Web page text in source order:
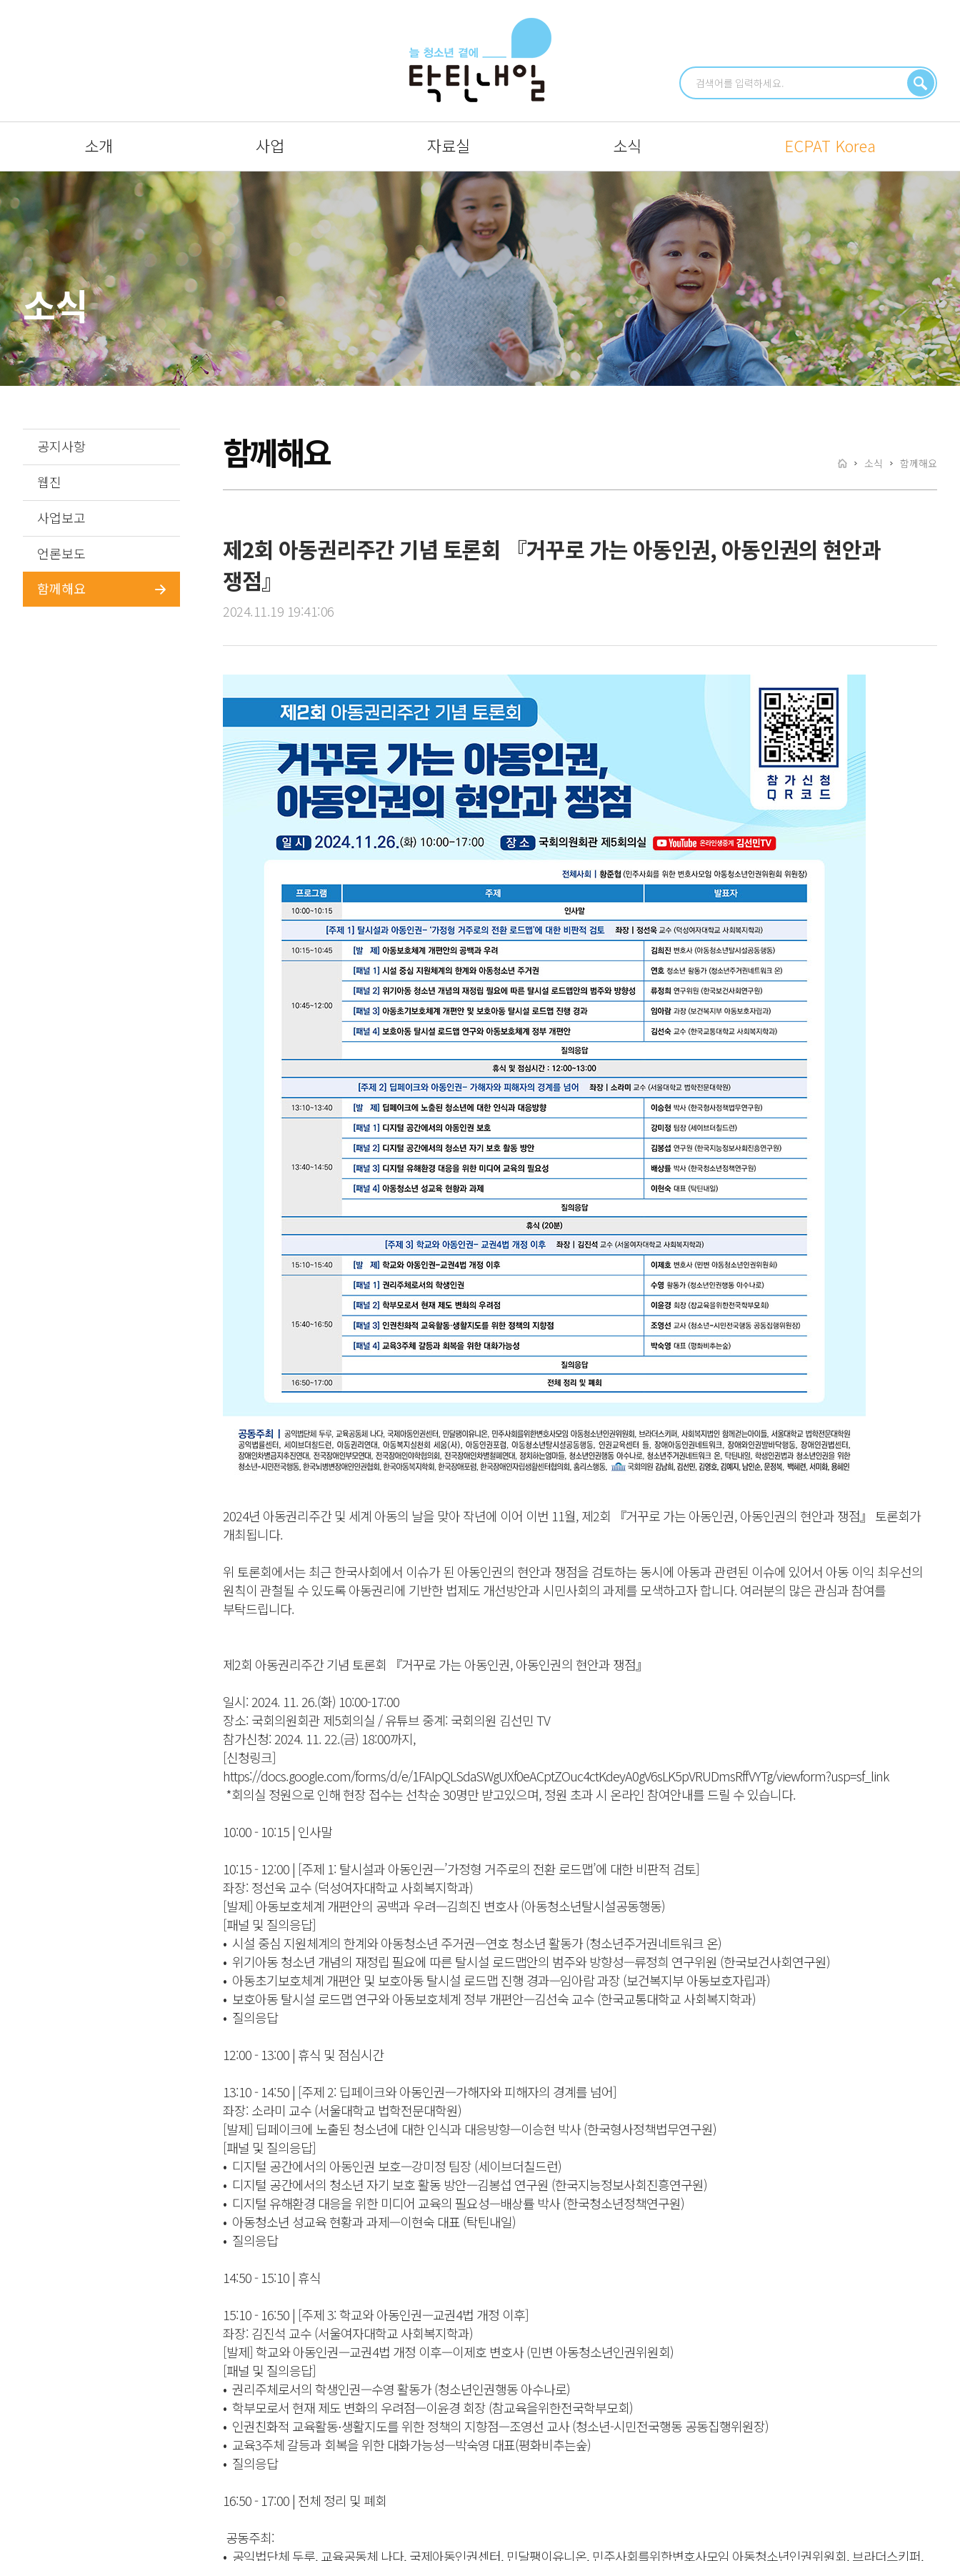
소개 사업 자료실 소식 ECPAT Korea
소식
공지사항
웹진
사업보고
언론보도
함께해요
함께해요 소식 함께해요
제2회 아동권리주간 기념 토론회 『거꾸로 가는 아동인권, 아동인권의 현안과
쟁점』
2024.11.19 19:41:06
2024년 아동권리주간 및 세계 아동의 날을 맞아 작년에 이어 이번 11월, 제2회 『거꾸로 가는 아동인권, 아동인권의 현안과 쟁점』 토론회가
개최됩니다.
위 토론회에서는 최근 한국사회에서 이슈가 된 아동인권의 현안과 쟁점을 검토하는 동시에 아동과 관련된 이슈에 있어서 아동 이익 최우선의
원칙이 관철될 수 있도록 아동권리에 기반한 법제도 개선방안과 시민사회의 과제를 모색하고자 합니다. 여러분의 많은 관심과 참여를
부탁드립니다.
제2회 아동권리주간 기념 토론회 『거꾸로 가는 아동인권, 아동인권의 현안과 쟁점』
일시: 2024. 11. 26.(화) 10:00-17:00
장소: 국회의원회관 제5회의실 / 유튜브 중계: 국회의원 김선민 TV
참가신청: 2024. 11. 22.(금) 18:00까지,
[신청링크]
https://docs.google.com/forms/d/e/1FAIpQLSdaSWgUXf0eACptZOuc4ctKdeyA0gV6sLK5pVRUDmsRffVYTg/viewform?usp=sf_link
*회의실 정원으로 인해 현장 접수는 선착순 30명만 받고있으며, 정원 초과 시 온라인 참여안내를 드릴 수 있습니다.
10:00 - 10:15 | 인사말
10:15 - 12:00 | [주제 1: 탈시설과 아동인권—’가정형 거주로의 전환 로드맵’에 대한 비판적 검토]
좌장: 정선욱 교수 (덕성여자대학교 사회복지학과)
[발제] 아동보호체계 개편안의 공백과 우려—김희진 변호사 (아동청소년탈시설공동행동)
[패널 및 질의응답]
• 시설 중심 지원체계의 한계와 아동청소년 주거권—연호 청소년 활동가 (청소년주거권네트워크 온)
• 위기아동 청소년 개념의 재정립 필요에 따른 탈시설 로드맵안의 범주와 방향성—류정희 연구위원 (한국보건사회연구원)
• 아동초기보호체계 개편안 및 보호아동 탈시설 로드맵 진행 경과—임아람 과장 (보건복지부 아동보호자립과)
• 보호아동 탈시설 로드맵 연구와 아동보호체계 정부 개편안—김선숙 교수 (한국교통대학교 사회복지학과)
• 질의응답
12:00 - 13:00 | 휴식 및 점심시간
13:10 - 14:50 | [주제 2: 딥페이크와 아동인권—가해자와 피해자의 경계를 넘어]
좌장: 소라미 교수 (서울대학교 법학전문대학원)
[발제] 딥페이크에 노출된 청소년에 대한 인식과 대응방향—이승현 박사 (한국형사정책법무연구원)
[패널 및 질의응답]
• 디지털 공간에서의 아동인권 보호—강미정 팀장 (세이브더칠드런)
• 디지털 공간에서의 청소년 자기 보호 활동 방안—김봉섭 연구원 (한국지능정보사회진흥연구원)
• 디지털 유해환경 대응을 위한 미디어 교육의 필요성—배상률 박사 (한국청소년정책연구원)
• 아동청소년 성교육 현황과 과제—이현숙 대표 (탁틴내일)
• 질의응답
14:50 - 15:10 | 휴식
15:10 - 16:50 | [주제 3: 학교와 아동인권—교권4법 개정 이후]
좌장: 김진석 교수 (서울여자대학교 사회복지학과)
[발제] 학교와 아동인권—교권4법 개정 이후—이제호 변호사 (민변 아동청소년인권위원회)
[패널 및 질의응답]
• 권리주체로서의 학생인권—수영 활동가 (청소년인권행동 아수나로)
• 학부모로서 현재 제도 변화의 우려점—이윤경 회장 (참교육을위한전국학부모회)
• 인권친화적 교육활동⋅생활지도를 위한 정책의 지향점—조영선 교사 (청소년-시민전국행동 공동집행위원장)
• 교육3주체 갈등과 회복을 위한 대화가능성—박숙영 대표(평화비추는숲)
• 질의응답
16:50 - 17:00 | 전체 정리 및 폐회
공동주최:
• 공익법단체 두루, 교육공동체 나다, 국제아동인권센터, 민달팽이유니온, 민주사회를위한변호사모임 아동청소년인권위원회, 브라더스키퍼,